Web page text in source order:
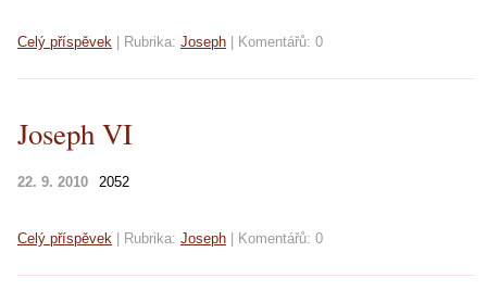
Celý příspěvek Rubrika: Joseph Komentářů: 0
Joseph VI
22. 9. 2010 2052
Celý příspěvek Rubrika: Joseph Komentářů: 0